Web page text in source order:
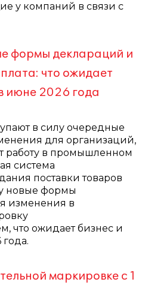
у компаний в связи с
формы деклараций и
что ожидает
июне 2026 года
в силу очередные
для организаций,
работу в промышленном
система
поставки товаров
новые формы
изменения в
что ожидает бизнес и
маркировке с 1